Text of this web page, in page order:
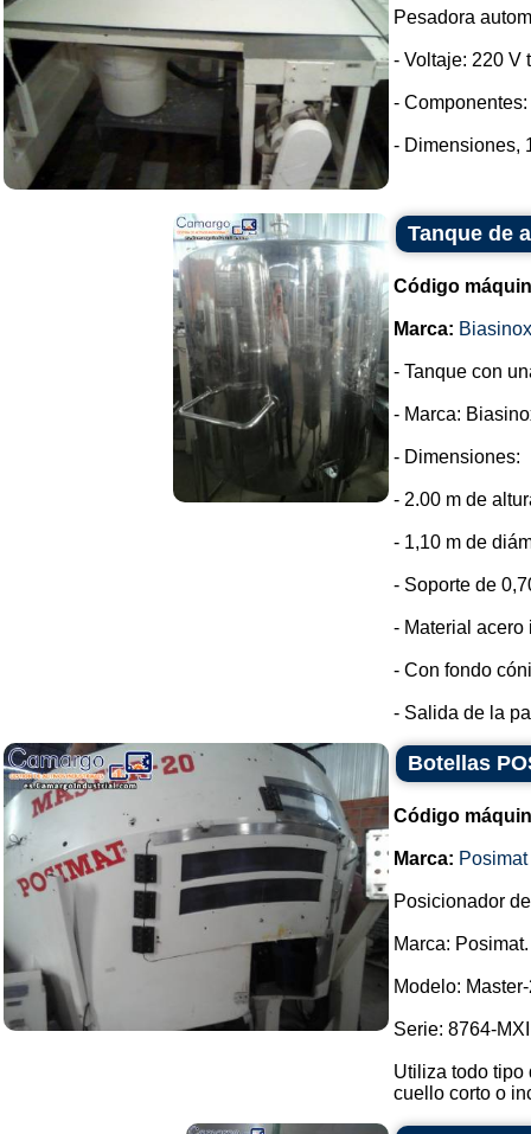
Pesadora
- Voltaje: 220 V
-
- Dimensiones,
Tanque de
Código
Marca: Biasinox
- Tanque con
- Marca:
- Dimensiones:
- 2.00 m de
- 1,10 m de
- Soporte de
- Material
- Con fondo
- Salida de la
Botellas
Código
Marca: Posimat
Posicionador
Marca: Posimat.
Modelo:
Serie: 8764-
Utiliza todo tipo
cuello corto o